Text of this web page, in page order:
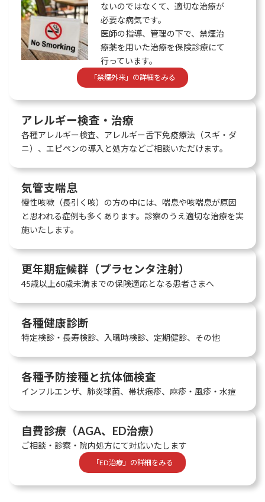
ないのではなくて、適切な治療が
必要な病気です。
医師の指導、管理の下で、禁煙治
療薬を用いた治療を保険診療にて
行っています。
「禁煙外来」の詳細をみる
アレルギー検査・治療
各種アレルギー検査、アレルギー舌下免疫療法（スギ・ダ
ニ）、エピペンの導入と処方などご相談いただけます。
気管支喘息
慢性咳嗽（長引く咳）の方の中には、喘息や咳喘息が原因
と思われる症例も多くあります。診察のうえ適切な治療を実
施いたします。
更年期症候群（プラセンタ注射）
45歳以上60歳未満までの保険適応となる患者さまへ
各種健康診断
特定検診・長寿検診、入職時検診、定期健診、その他
各種予防接種と抗体価検査
インフルエンザ、肺炎球菌、帯状疱疹、麻疹・風疹・水痘
自費診療（AGA、ED治療）
ご相談・診察・院内処方にて対応いたします
「ED治療」の詳細をみる